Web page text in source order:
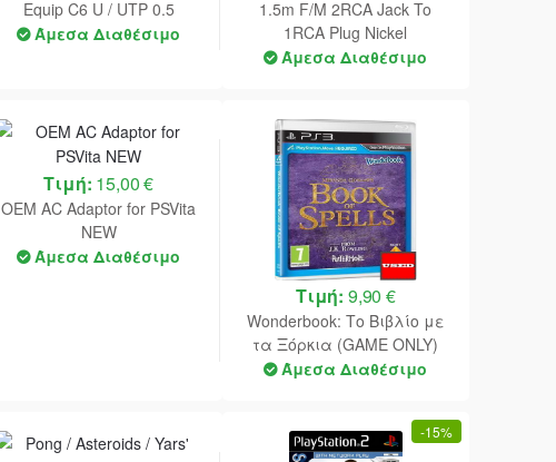
Equip C6 U / UTP 0.5
Άμεσα Διαθέσιμο
1.5m F/M 2RCA Jack To
1RCA Plug Nickel
Άμεσα Διαθέσιμο
Τιμή: 15,00 €
OEM AC Adaptor for PSVita
NEW
Άμεσα Διαθέσιμο
Τιμή: 9,90 €
Wonderbook: Το Βιβλίο με
τα Ξόρκια (GAME ONLY)
PS3 USED
Άμεσα Διαθέσιμο
-15%